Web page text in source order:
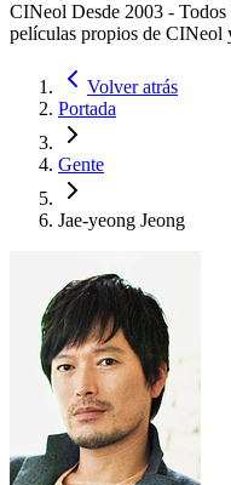
CINeol Desde 2003 - Todos
películas propios de
Volver atrás
Portada
Gente
Jae-yeong Jeong